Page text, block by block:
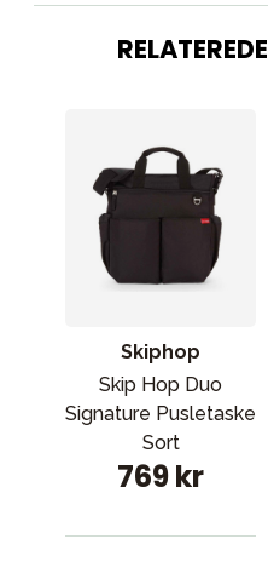
Skiphop
Skip Hop Duo
Signature Pusletaske
Sort
769 kr